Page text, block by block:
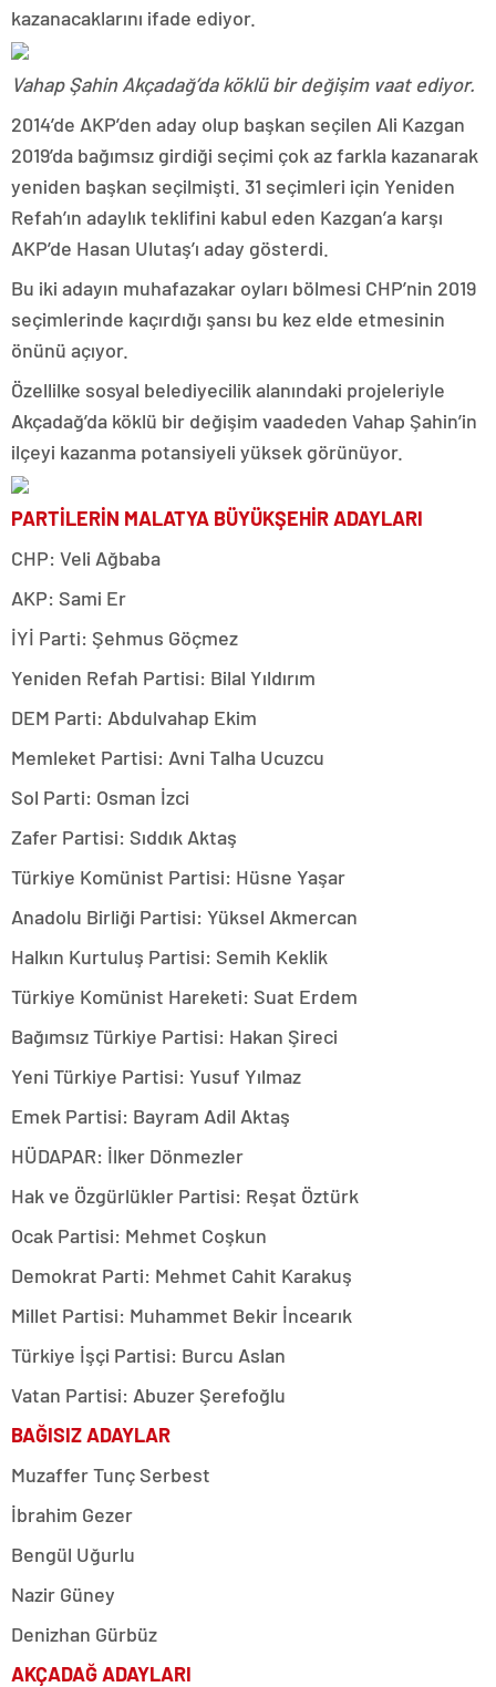
kazanacaklarını ifade ediyor.
Vahap Şahin Akçadağ’da köklü bir değişim vaat ediyor.
2014’de AKP’den aday olup başkan seçilen Ali Kazgan
2019’da bağımsız girdiği seçimi çok az farkla kazanarak
yeniden başkan seçilmişti. 31 seçimleri için Yeniden
Refah’ın adaylık teklifini kabul eden Kazgan’a karşı
AKP’de Hasan Ulutaş’ı aday gösterdi.
Bu iki adayın muhafazakar oyları bölmesi CHP’nin 2019
seçimlerinde kaçırdığı şansı bu kez elde etmesinin
önünü açıyor.
Özellilke sosyal belediyecilik alanındaki projeleriyle
Akçadağ’da köklü bir değişim vaadeden Vahap Şahin’in
ilçeyi kazanma potansiyeli yüksek görünüyor.
PARTİLERİN MALATYA BÜYÜKŞEHİR ADAYLARI
CHP: Veli Ağbaba
AKP: Sami Er
İYİ Parti: Şehmus Göçmez
Yeniden Refah Partisi: Bilal Yıldırım
DEM Parti: Abdulvahap Ekim
Memleket Partisi: Avni Talha Ucuzcu
Sol Parti: Osman İzci
Zafer Partisi: Sıddık Aktaş
Türkiye Komünist Partisi: Hüsne Yaşar
Anadolu Birliği Partisi: Yüksel Akmercan
Halkın Kurtuluş Partisi: Semih Keklik
Türkiye Komünist Hareketi: Suat Erdem
Bağımsız Türkiye Partisi: Hakan Şireci
Yeni Türkiye Partisi: Yusuf Yılmaz
Emek Partisi: Bayram Adil Aktaş
HÜDAPAR: İlker Dönmezler
Hak ve Özgürlükler Partisi: Reşat Öztürk
Ocak Partisi: Mehmet Coşkun
Demokrat Parti: Mehmet Cahit Karakuş
Millet Partisi: Muhammet Bekir İncearık
Türkiye İşçi Partisi: Burcu Aslan
Vatan Partisi: Abuzer Şerefoğlu
BAĞISIZ ADAYLAR
Muzaffer Tunç Serbest
İbrahim Gezer
Bengül Uğurlu
Nazir Güney
Denizhan Gürbüz
AKÇADAĞ ADAYLARI